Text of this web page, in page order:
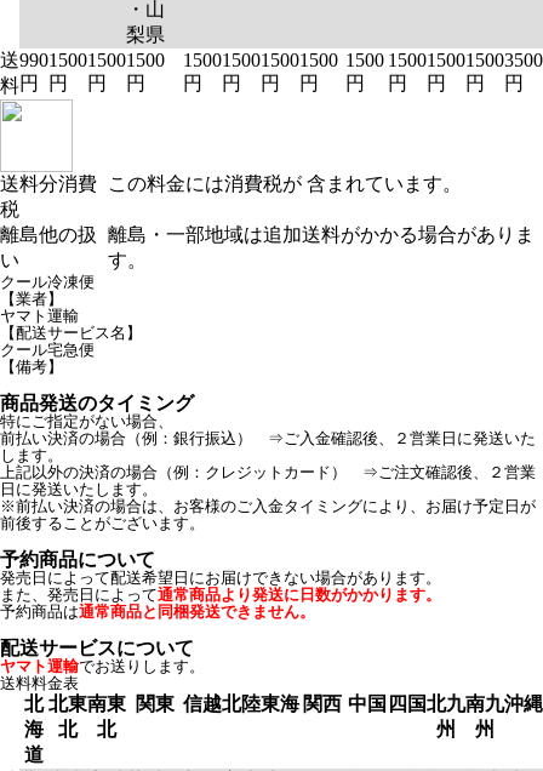
・山
梨県
送
料
990
円
1500
円
1500
円
1500
円
1500
円
1500
円
1500
円
1500
円
1500
円
1500
円
1500
円
1500
円
3500
円
送料分消費
税
この料金には消費税が 含まれています。
離島他の扱
い
離島・一部地域は追加送料がかかる場合がありま
す。
クール冷凍便
【業者】
ヤマト運輸
【配送サービス名】
クール宅急便
【備考】
商品発送のタイミング
特にご指定がない場合、
前払い決済の場合（例：銀行振込） ⇒ご入金確認後、２営業日に発送いた
します。
上記以外の決済の場合（例：クレジットカード） ⇒ご注文確認後、２営業
日に発送いたします。
※前払い決済の場合は、お客様のご入金タイミングにより、お届け予定日が
前後することがございます。
予約商品について
発売日によって配送希望日にお届けできない場合があります。
また、発売日によって通常商品より発送に日数がかかります。
予約商品は通常商品と同梱発送できません。
配送サービスについて
ヤマト運輸でお送りします。
送料料金表
北
海
道
北東
北
南東
北
関東 信越北陸東海 関西 中国 四国北九
州
南九
州
沖縄